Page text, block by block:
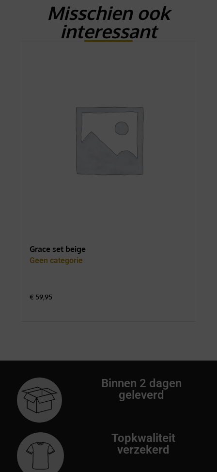
Misschien ook
interessant
Grace set beige
Geen categorie
€ 59,95
Binnen 2 dagen
geleverd
Topkwaliteit
verzekerd